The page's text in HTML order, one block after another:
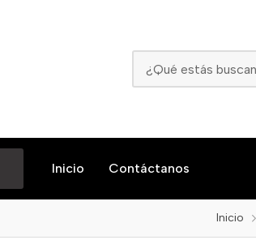
Inicio Contáctanos
Inicio